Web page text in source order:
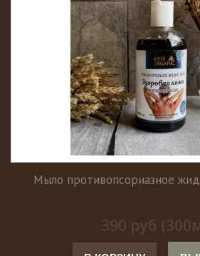
Мыло противопсориазное
390 руб